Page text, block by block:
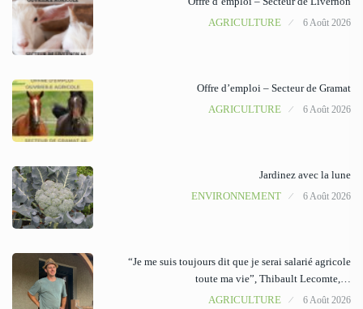
AGRICULTURE
6 Août 2026
Offre d’emploi – Secteur de Gramat
AGRICULTURE
6 Août 2026
Jardinez avec la lune
ENVIRONNEMENT
6 Août 2026
“Je me suis toujours dit que je serai salarié agricole
toute ma vie”, Thibault Lecomte,…
AGRICULTURE
6 Août 2026